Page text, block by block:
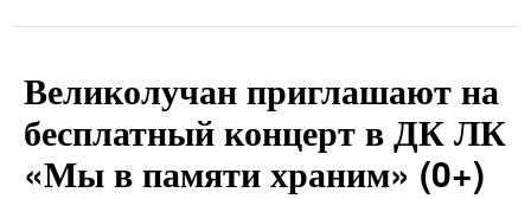
Великолучан приглашают на
бесплатный концерт в ДК ЛК
«Мы в памяти храним» (0+)